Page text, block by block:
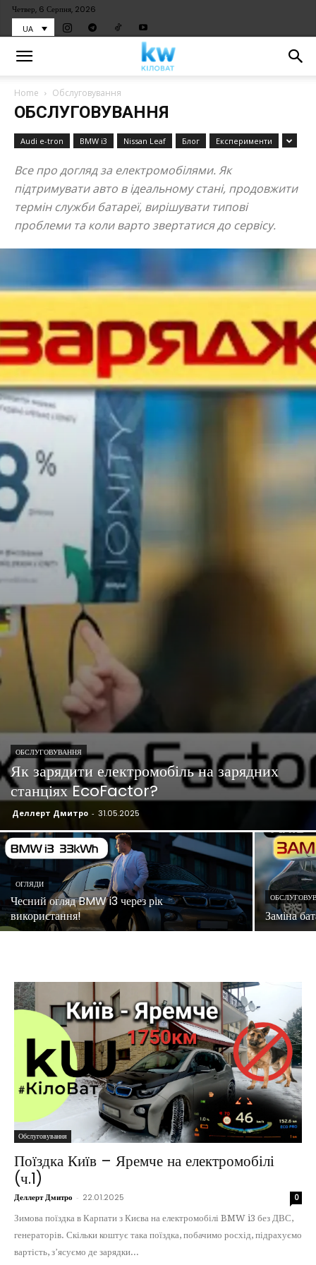
Четвер, 6 Серпня, 2026
UA
Home Обслуговування
ОБСЛУГОВУВАННЯ
Audi e-tron BMW i3 Nissan Leaf Блог Експерименти
Все про догляд за електромобілями. Як
підтримувати авто в ідеальному стані, продовжити
термін служби батареї, вирішувати типові
проблеми та коли варто звертатися до сервісу.
ОБСЛУГОВУВАННЯ
Як зарядити електромобіль на зарядних
станціях EcoFactor?
Деллерт Дмитро - 31.05.2025
ОГЛЯДИ
Чесний огляд BMW i3 через рік
використання!
Заміна
Обслуговування
Поїздка Київ – Яремче на електромобілі
(ч.1)
Деллерт Дмитро - 22.01.2025
0
Зимова поїздка в Карпати з Києва на електромобілі BMW i3 без ДВС,
генераторів. Скільки коштує така поїздка, побачимо росхід, підрахуємо
вартість, зʼясуємо де зарядки...